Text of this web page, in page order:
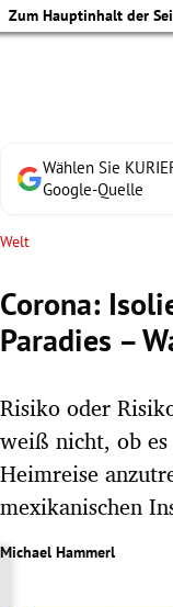
Zum Hauptinhalt der
Untermenü
Untermenü
Wählen Sie
Google-Quelle
Welt
Corona:
Paradies –
Risiko oder
weiß nicht, ob
Heimreise
mexikanischen
Michael Hammerl